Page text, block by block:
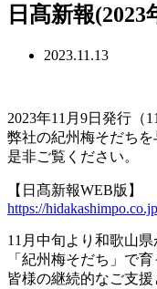
日髙新報
2023.11.13
2023年11月9日発行（
弊社の紀州梅そだち
是非ご覧ください。
【日髙新報WEB版】
https://
11月中旬より和歌山
「紀州梅そだち」で
皆様の継続的なご支